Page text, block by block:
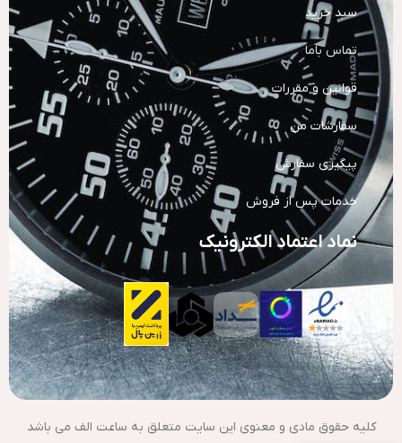
سبد خرید
تماس باما
قوانین و مقررات
سفارشات من
پیگیری سفارش
خدمات پس از فروش
نماد اعتماد الکترونیک
کلیه حقوق مادی و معنوی این سایت متعلق به ساعت الف می باشد